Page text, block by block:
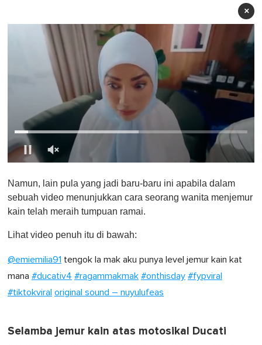
×
f
1
i
u
,
Namun, lain pula yang jadi baru-baru ini apabila dalam
sebuah video menunjukkan cara seorang wanita menjemur
kain telah meraih tumpuan ramai.
Lihat video penuh itu di bawah:
@emiemilia91 tengok la mak aku punya level jemur kain kat
mana #ducativ4 #ragammakmak #onthisday #fypviral
#tiktokviral original sound – nuyulufeas
Selamba jemur kain atas motosikal Ducati